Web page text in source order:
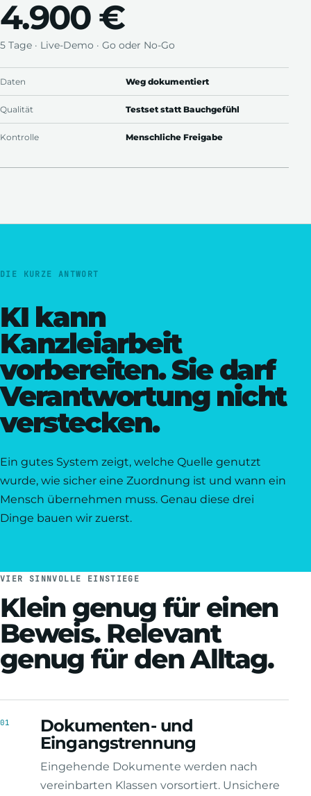
4.900 €
5 Tage · Live-Demo · Go oder No-Go
Daten Weg dokumentiert
Qualität Testset statt Bauchgefühl
Kontrolle Menschliche Freigabe
DIE KURZE ANTWORT
KI kann
Kanzleiarbeit
vorbereiten. Sie darf
Verantwortung nicht
verstecken.
Ein gutes System zeigt, welche Quelle genutzt
wurde, wie sicher eine Zuordnung ist und wann ein
Mensch übernehmen muss. Genau diese drei
Dinge bauen wir zuerst.
VIER SINNVOLLE EINSTIEGE
Klein genug für einen
Beweis. Relevant
genug für den Alltag.
01
Dokumenten- und
Eingangstrennung
Eingehende Dokumente werden nach
vereinbarten Klassen vorsortiert. Unsichere